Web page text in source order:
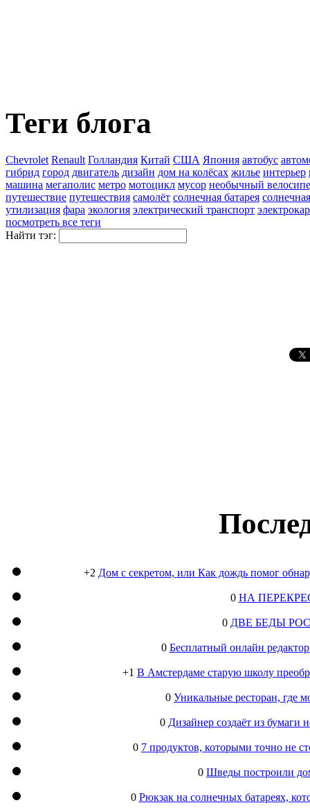
Теги блога
Chevrolet Renault Голландия Китай США Япония автобус
гибрид город двигатель дизайн дом на колёсах жилье интерьер
машина мегаполис метро мотоцикл мусор необычный
путешествие путешествия самолёт солнечная батарея
утилизация фара экология электрический транспорт электрокар
посмотреть все теги
Найти тэг:
+2 Дом с секретом, или Как дождь помог
0 НА
0 ДВЕ БЕДЫ
0 Бесплатный онлайн
+1 В Амстердаме старую школу
0 Уникальные ресторан, где
0 Дизайнер создаёт из
0 7 продуктов, которыми точно не
0 Шведы построили
0 Рюкзак на солнечных батареях,